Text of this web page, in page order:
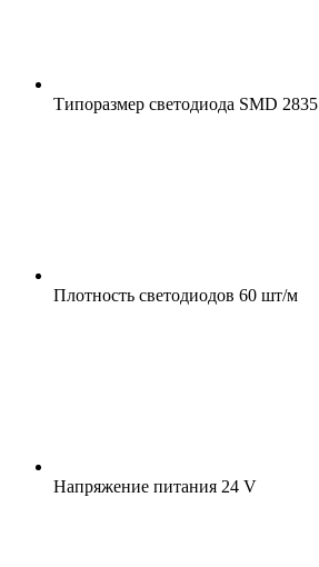
Типоразмер светодиода SMD 2835
Плотность светодиодов 60 шт/м
Напряжение питания 24 V